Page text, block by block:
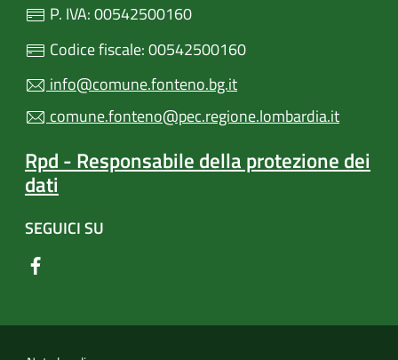
P. IVA: 00542500160
Codice fiscale: 00542500160
info@comune.fonteno.bg.it
comune.fonteno@pec.regione.lombardia.it
Rpd - Responsabile della protezione dei
dati
SEGUICI SU